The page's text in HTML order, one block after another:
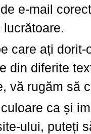
e-mail
care ați
din diferite
vă rugăm să
ca și
ului, puteți